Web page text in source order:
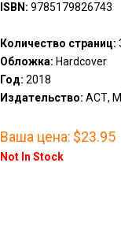
ISBN: 9785179826743
Количество страниц:
Обложка: Hardcover
Год: 2018
Издательство: АСТ,
Ваша цена: $23.95
Not In Stock